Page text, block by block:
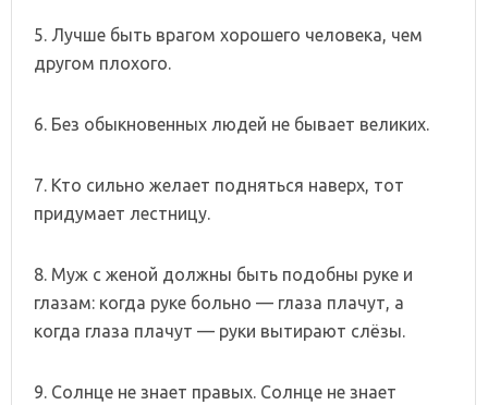
5. Лучше быть врагом хорошего человека, чем
другом плохого.
6. Без обыкновенных людей не бывает великих.
7. Кто сильно желает подняться наверх, тот
придумает лестницу.
8. Муж с женой должны быть подобны руке и
глазам: когда руке больно — глаза плачут, а
когда глаза плачут — руки вытирают слёзы.
9. Солнце не знает правых. Солнце не знает